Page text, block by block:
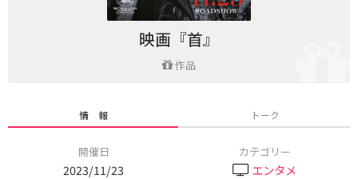
映画『首』
作品
情 報 トーク
開催日
2023/11/23
カテゴリー
エンタメ